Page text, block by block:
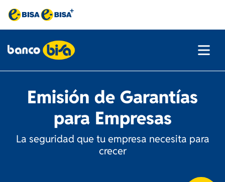
Emisión de Garantías
para Empresas
La seguridad que tu empresa necesita para
crecer